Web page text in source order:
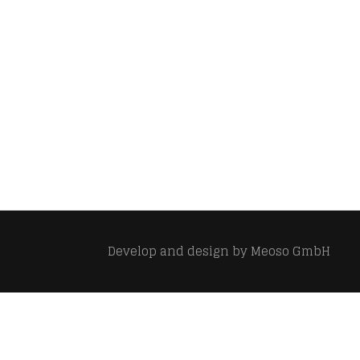
Develop and design byMeoso GmbH